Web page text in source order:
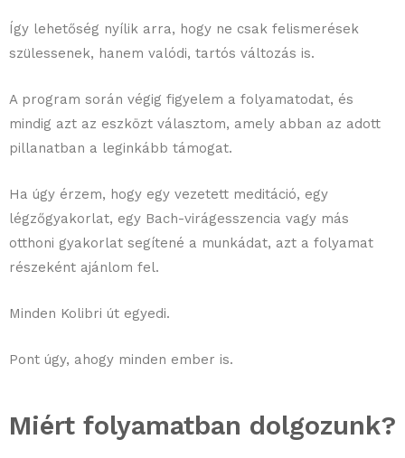
Így lehetőség nyílik arra, hogy ne csak felismerések
szülessenek, hanem valódi, tartós változás is.
A program során végig figyelem a folyamatodat, és
mindig azt az eszközt választom, amely abban az adott
pillanatban a leginkább támogat.
Ha úgy érzem, hogy egy vezetett meditáció, egy
légzőgyakorlat, egy Bach-virágesszencia vagy más
otthoni gyakorlat segítené a munkádat, azt a folyamat
részeként ajánlom fel.
Minden Kolibri út egyedi.
Pont úgy, ahogy minden ember is.
Miért folyamatban dolgozunk?